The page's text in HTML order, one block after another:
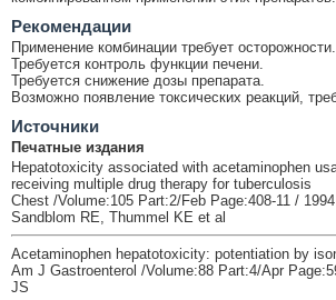
Рекомендации
Применение комбинации требует осторожности.
Требуется контроль функции печени.
Требуется снижение дозы препарата.
Возможно появление токсических реакций,
Источники
Печатные издания
Hepatotoxicity associated with acetaminophen
receiving multiple drug therapy for tuberculosis
Chest /Volume:105 Part:2/Feb Page:408-11 / 1994
Sandblom RE, Thummel KE et al
Acetaminophen hepatotoxicity: potentiation by
Am J Gastroenterol /Volume:88 Part:4/Apr
JS